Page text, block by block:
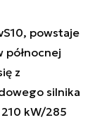
powstaje
północnej
z
silnika
kW/285